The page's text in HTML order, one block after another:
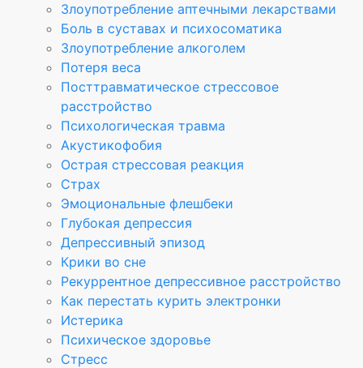
Злоупотребление аптечными лекарствами
Боль в суставах и психосоматика
Злоупотребление алкоголем
Потеря веса
Посттравматическое стрессовое
расстройство
Психологическая травма
Акустикофобия
Острая стрессовая реакция
Страх
Эмоциональные флешбеки
Глубокая депрессия
Депрессивный эпизод
Крики во сне
Рекуррентное депрессивное расстройство
Как перестать курить электронки
Истерика
Психическое здоровье
Стресс